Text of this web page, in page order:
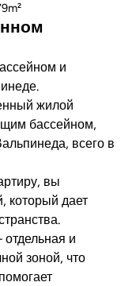
и
жилой
бассейном,
всего в
вы
который дает
и
зоной, что